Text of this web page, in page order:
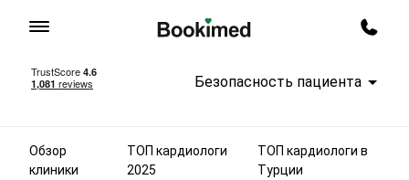
Безопасность пациента
Обзор
клиники
ТОП кардиологи
2025
ТОП кардиологи в
Турции